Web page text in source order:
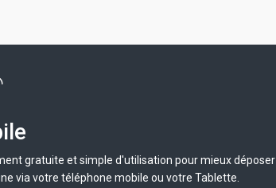
gratuite et simple d'utilisation pour mieux déposer
via votre téléphone mobile ou votre Tablette.